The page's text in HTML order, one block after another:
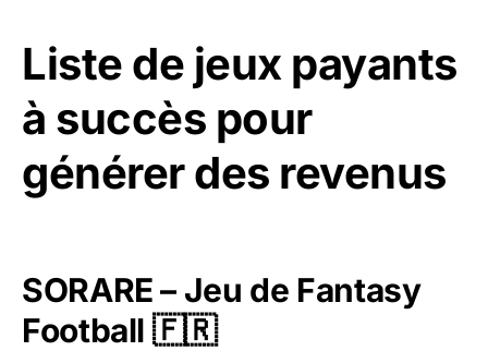
Liste de jeux payants
à succès pour
générer des revenus
SORARE – Jeu de Fantasy
Football 🇫🇷